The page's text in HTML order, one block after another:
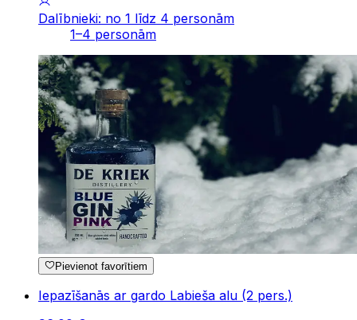
Dalībnieki: no 1 līdz 4 personām
1–4 personām
Pievienot favorītiem
Iepazīšanās ar gardo Labieša alu (2 pers.)